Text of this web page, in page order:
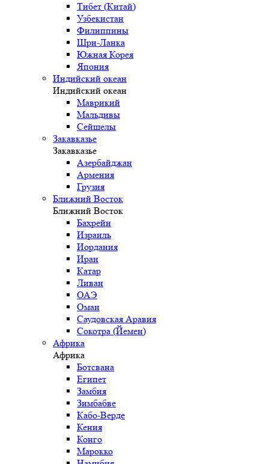
Тибет (Китай)
Узбекистан
Филиппины
Шри-Ланка
Южная Корея
Япония
Индийский океан
Индийский океан
Маврикий
Мальдивы
Сейшелы
Закавказье
Закавказье
Азербайджан
Армения
Грузия
Ближний Восток
Ближний Восток
Бахрейн
Израиль
Иордания
Иран
Катар
Ливан
ОАЭ
Оман
Саудовская Аравия
Сокотра (Йемен)
Африка
Африка
Ботсвана
Египет
Замбия
Зимбабве
Кабо-Верде
Кения
Конго
Марокко